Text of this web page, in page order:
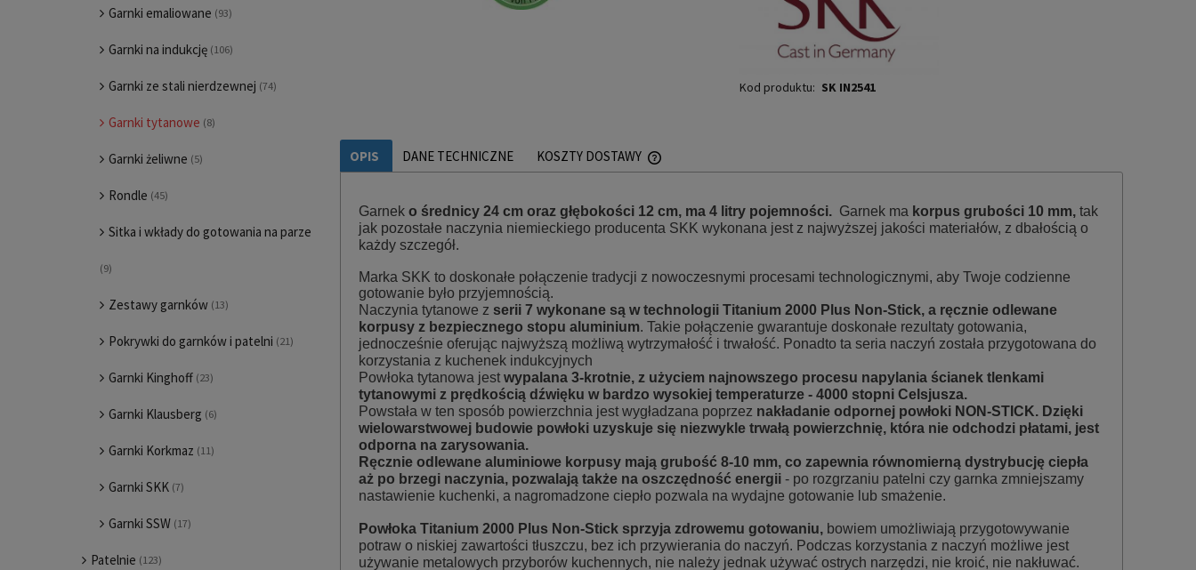
Garnki emaliowane (93)
Garnki na indukcję (106)
Garnki ze stali nierdzewnej (74)
Garnki tytanowe (8)
Garnki żeliwne (5)
Rondle (45)
Sitka i wkłady do gotowania na parze
(9)
Zestawy garnków (13)
Pokrywki do garnków i patelni (21)
Garnki Kinghoff (23)
Garnki Klausberg (6)
Garnki Korkmaz (11)
Garnki SKK (7)
Garnki SSW (17)
Patelnie (123)
Kod produktu: SK IN2541
OPIS DANE TECHNICZNE KOSZTY DOSTAWY
CENA NIE ZAWIERA EWENTUALNYCH KOSZTÓW
PŁATNOŚCI
Garnek o średnicy 24 cm oraz głębokości 12 cm, ma 4 litry pojemności. Garnek ma korpus grubości 10 mm, tak
jak pozostałe naczynia niemieckiego producenta SKK wykonana jest z najwyższej jakości materiałów, z dbałością o
każdy szczegół.
Marka SKK to doskonałe połączenie tradycji z nowoczesnymi procesami technologicznymi, aby Twoje codzienne
gotowanie było przyjemnością.
Naczynia tytanowe z serii 7 wykonane są w technologii Titanium 2000 Plus Non-Stick, a ręcznie odlewane
korpusy z bezpiecznego stopu aluminium. Takie połączenie gwarantuje doskonałe rezultaty gotowania,
jednocześnie oferując najwyższą możliwą wytrzymałość i trwałość. Ponadto ta seria naczyń została przygotowana do
korzystania z kuchenek indukcyjnych
Powłoka tytanowa jest wypalana 3-krotnie, z użyciem najnowszego procesu napylania ścianek tlenkami
tytanowymi z prędkością dźwięku w bardzo wysokiej temperaturze - 4000 stopni Celsjusza.
Powstała w ten sposób powierzchnia jest wygładzana poprzez nakładanie odpornej powłoki NON-STICK. Dzięki
wielowarstwowej budowie powłoki uzyskuje się niezwykle trwałą powierzchnię, która nie odchodzi płatami, jest
odporna na zarysowania.
Ręcznie odlewane aluminiowe korpusy mają grubość 8-10 mm, co zapewnia równomierną dystrybucję ciepła
aż po brzegi naczynia, pozwalają także na oszczędność energii - po rozgrzaniu patelni czy garnka zmniejszamy
nastawienie kuchenki, a nagromadzone ciepło pozwala na wydajne gotowanie lub smażenie.
Powłoka Titanium 2000 Plus Non-Stick sprzyja zdrowemu gotowaniu, bowiem umożliwiają przygotowywanie
potraw o niskiej zawartości tłuszczu, bez ich przywierania do naczyń. Podczas korzystania z naczyń możliwe jest
używanie metalowych przyborów kuchennych, nie należy jednak używać ostrych narzędzi, nie kroić, nie nakłuwać.